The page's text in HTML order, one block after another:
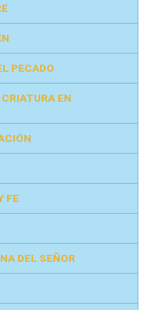
PECADO
EN
FE
DEL SEÑOR